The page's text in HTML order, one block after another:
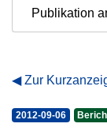
Publikation
Zur
2012-09-06